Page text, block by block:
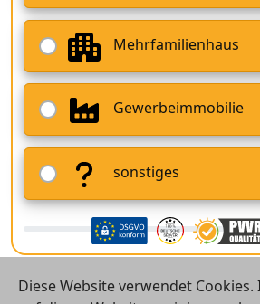
Mehrfamilienhaus
Gewerbeimmobilie
sonstiges
Diese Website verwendet